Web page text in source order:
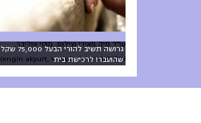
גרושה תשיב להורי הבעל 75,000 שקל
שהועברו לרכישת בית
עו״ד מיה מאירי (צילום: מוטי אוליבר,
אילוסטרציה: engin akyurt, Unsplash)